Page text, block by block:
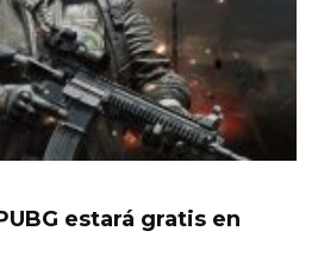
estará gratis en